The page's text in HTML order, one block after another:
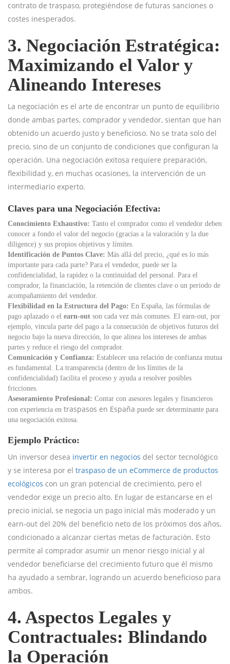
contrato de traspaso, protegiéndose de futuras sanciones o
costes inesperados.
3. Negociación Estratégica:
Maximizando el Valor y
Alineando Intereses
La negociación es el arte de encontrar un punto de equilibrio
donde ambas partes, comprador y vendedor, sientan que han
obtenido un acuerdo justo y beneficioso. No se trata solo del
precio, sino de un conjunto de condiciones que configuran la
operación. Una negociación exitosa requiere preparación,
flexibilidad y, en muchas ocasiones, la intervención de un
intermediario experto.
Claves para una Negociación Efectiva:
Conocimiento Exhaustivo: Tanto el comprador como el vendedor deben
conocer a fondo el valor del negocio (gracias a la valoración y la due
diligence) y sus propios objetivos y límites.
Identificación de Puntos Clave: Más allá del precio, ¿qué es lo más
importante para cada parte? Para el vendedor, puede ser la
confidencialidad, la rapidez o la continuidad del personal. Para el
comprador, la financiación, la retención de clientes clave o un periodo de
acompañamiento del vendedor.
Flexibilidad en la Estructura del Pago: En España, las fórmulas de
pago aplazado o el earn-out son cada vez más comunes. El earn-out, por
ejemplo, vincula parte del pago a la consecución de objetivos futuros del
negocio bajo la nueva dirección, lo que alinea los intereses de ambas
partes y reduce el riesgo del comprador.
Comunicación y Confianza: Establecer una relación de confianza mutua
es fundamental. La transparencia (dentro de los límites de la
confidencialidad) facilita el proceso y ayuda a resolver posibles
fricciones.
Asesoramiento Profesional: Contar con asesores legales y financieros
con experiencia en traspasos en España puede ser determinante para
una negociación exitosa.
Ejemplo Práctico:
Un inversor desea invertir en negocios del sector tecnológico
y se interesa por el traspaso de un eCommerce de productos
ecológicos con un gran potencial de crecimiento, pero el
vendedor exige un precio alto. En lugar de estancarse en el
precio inicial, se negocia un pago inicial más moderado y un
earn-out del 20% del beneficio neto de los próximos dos años,
condicionado a alcanzar ciertas metas de facturación. Esto
permite al comprador asumir un menor riesgo inicial y al
vendedor beneficiarse del crecimiento futuro que él mismo
ha ayudado a sembrar, logrando un acuerdo beneficioso para
ambos.
4. Aspectos Legales y
Contractuales: Blindando
la Operación